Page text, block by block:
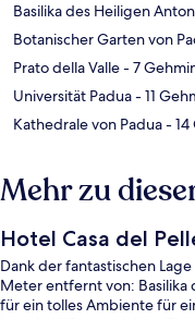
Basilika des Heiligen
Botanischer Garten von
Prato della Valle- 7
Universität Padua- 11
Kathedrale von Padua-
Mehr zu
Hotel Casa del
Dank der fantastischen
Meter entfernt von: Basilika
für ein tolles Ambiente für